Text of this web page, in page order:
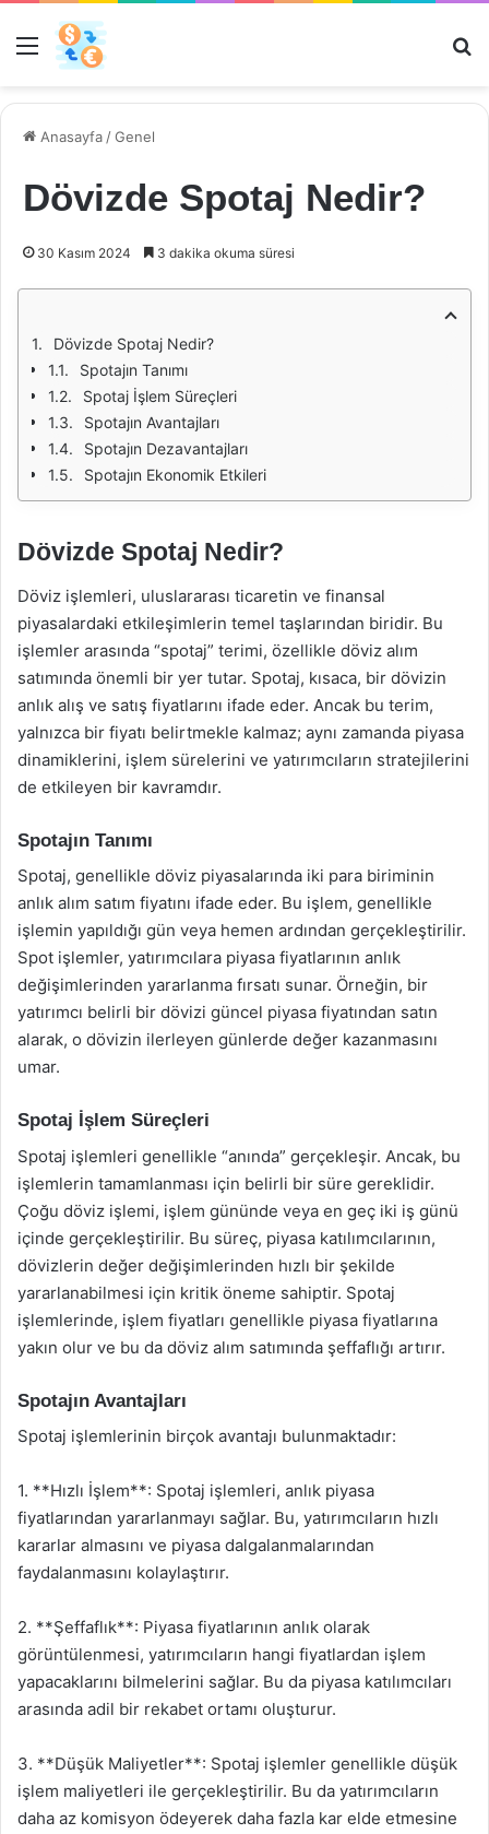
Menü
Anasayfa /Genel
Dövizde Spotaj Nedir?
30 Kasım 2024 3 dakika okuma süresi
Dövizde Spotaj Nedir?
Spotajın Tanımı
Spotaj İşlem Süreçleri
Spotajın Avantajları
Spotajın Dezavantajları
Spotajın Ekonomik Etkileri
Dövizde Spotaj Nedir?
Döviz işlemleri, uluslararası ticaretin ve finansal
piyasalardaki etkileşimlerin temel taşlarından biridir. Bu
işlemler arasında “spotaj” terimi, özellikle döviz alım
satımında önemli bir yer tutar. Spotaj, kısaca, bir dövizin
anlık alış ve satış fiyatlarını ifade eder. Ancak bu terim,
yalnızca bir fiyatı belirtmekle kalmaz; aynı zamanda piyasa
dinamiklerini, işlem sürelerini ve yatırımcıların stratejilerini
de etkileyen bir kavramdır.
Spotajın Tanımı
Spotaj, genellikle döviz piyasalarında iki para biriminin
anlık alım satım fiyatını ifade eder. Bu işlem, genellikle
işlemin yapıldığı gün veya hemen ardından gerçekleştirilir.
Spot işlemler, yatırımcılara piyasa fiyatlarının anlık
değişimlerinden yararlanma fırsatı sunar. Örneğin, bir
yatırımcı belirli bir dövizi güncel piyasa fiyatından satın
alarak, o dövizin ilerleyen günlerde değer kazanmasını
umar.
Spotaj İşlem Süreçleri
Spotaj işlemleri genellikle “anında” gerçekleşir. Ancak, bu
işlemlerin tamamlanması için belirli bir süre gereklidir.
Çoğu döviz işlemi, işlem gününde veya en geç iki iş günü
içinde gerçekleştirilir. Bu süreç, piyasa katılımcılarının,
dövizlerin değer değişimlerinden hızlı bir şekilde
yararlanabilmesi için kritik öneme sahiptir. Spotaj
işlemlerinde, işlem fiyatları genellikle piyasa fiyatlarına
yakın olur ve bu da döviz alım satımında şeffaflığı artırır.
Spotajın Avantajları
Spotaj işlemlerinin birçok avantajı bulunmaktadır:
1. **Hızlı İşlem**: Spotaj işlemleri, anlık piyasa
fiyatlarından yararlanmayı sağlar. Bu, yatırımcıların hızlı
kararlar almasını ve piyasa dalgalanmalarından
faydalanmasını kolaylaştırır.
2. **Şeffaflık**: Piyasa fiyatlarının anlık olarak
görüntülenmesi, yatırımcıların hangi fiyatlardan işlem
yapacaklarını bilmelerini sağlar. Bu da piyasa katılımcıları
arasında adil bir rekabet ortamı oluşturur.
3. **Düşük Maliyetler**: Spotaj işlemler genellikle düşük
işlem maliyetleri ile gerçekleştirilir. Bu da yatırımcıların
daha az komisyon ödeyerek daha fazla kar elde etmesine